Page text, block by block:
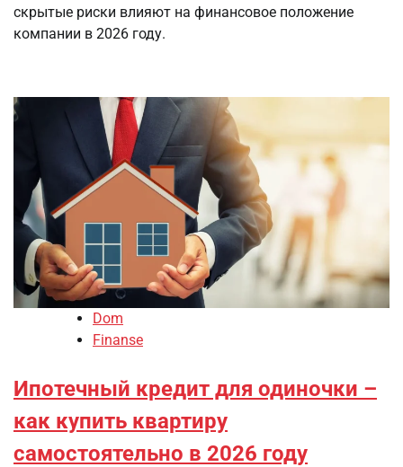
скрытые риски влияют на финансовое положение
компании в 2026 году.
Dom
Finanse
Ипотечный кредит для одиночки –
как купить квартиру
самостоятельно в 2026 году